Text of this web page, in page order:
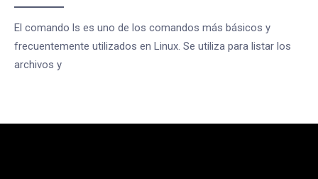
El comando ls es uno de los comandos más básicos y
frecuentemente utilizados en Linux. Se utiliza para listar los
archivos y